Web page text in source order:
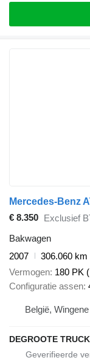
Mercedes-Benz
€ 8.350 Exclusief
Bakwagen
2007
306.060 km
Vermogen 180 PK
Configuratie assen
België, Wingene
DEGROOTE